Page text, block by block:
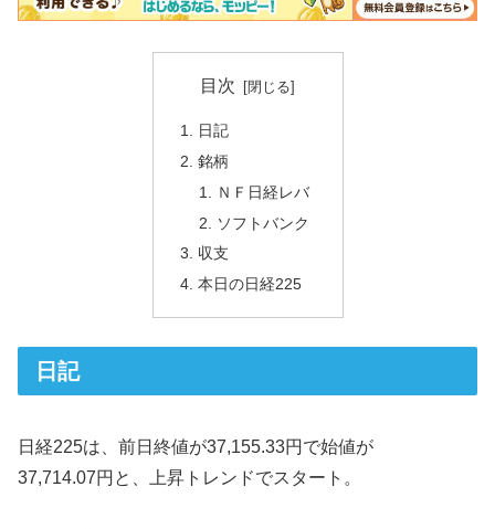
目次
日記
銘柄
ＮＦ日経レバ
ソフトバンク
収支
本日の日経225
日記
日経225は、前日終値が37,155.33円で始値が
37,714.07円と、上昇トレンドでスタート。